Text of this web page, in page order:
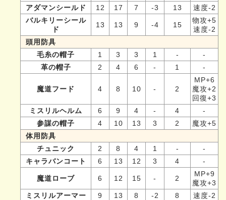
アダマンシールド
12 17 7 -3 13
速度-2
バルキリーシール
ド
13 13 9 -4 15
物攻+5
速度-2
頭用防具
毛糸の帽子
1 3 3 1 -
-
革の帽子
2 4 6 - 1 -
魔道フード 4 8 10 - 2
MP+6
魔攻+2
回復+3
ミスリルヘルム
6 9 4 - 4
-
参謀の帽子
4 10 13 3 2
魔攻+5
体用防具
チュニック
2 8 4 1 -
-
キャラバンコート
6 13 12 3 4 -
魔道ローブ 6 12 15 - 2
MP+9
魔攻+3
ミスリルアーマー
9 13 8 -2 8 速度-2